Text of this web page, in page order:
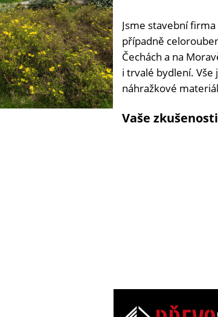
Jsme stavební
případně
Čechách a na
i trvalé bydlení.
náhražkové
Vaše